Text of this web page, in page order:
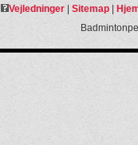
Vejledninger| Sitemap|